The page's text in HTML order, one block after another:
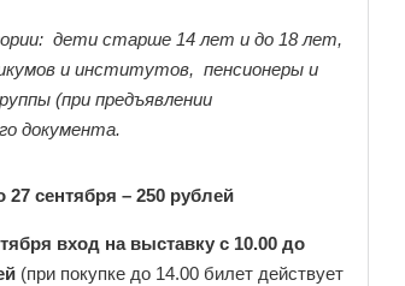
дети старше 14 лет и до 18 лет,
и институтов, пенсионеры и
(при предъявлении
документа.
27 сентября – 250 рублей
вход на выставку с 10.00 до
(при покупке до 14.00 билет действует